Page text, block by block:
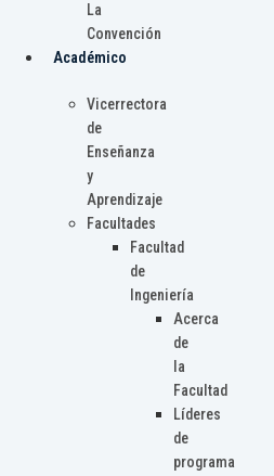
La
Convención
Académico
Vicerrectora
de
Enseñanza
y
Aprendizaje
Facultades
Facultad
de
Ingeniería
Acerca
de
la
Facultad
Líderes
de
programa